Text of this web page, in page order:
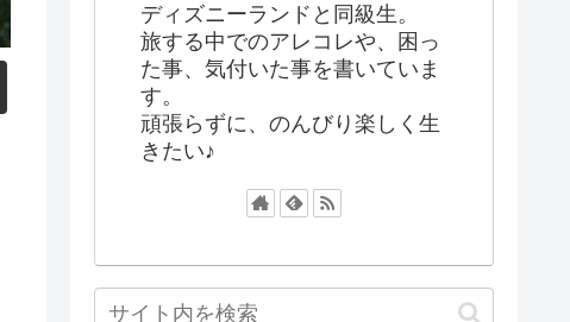
ディズニーランドと同級生。
旅する中でのアレコレや、困っ
た事、気付いた事を書いていま
す。
頑張らずに、のんびり楽しく生
きたい♪